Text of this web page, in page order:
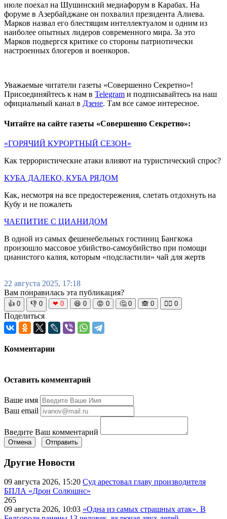
июле поехал на Шушинский медиафорум в Карабах. На
форуме в Азербайджане он похвалил президента Алиева.
Марков назвал его блестящим интеллектуалом и одним из
наиболее опытных лидеров современного мира. За это
Марков подвергся критике со стороны патриотически
настроенных блогеров и военкоров.
Уважаемые читатели газеты «Совершенно Секретно»!
Присоединяйтесь к нам в Telegram и подписывайтесь на наш
официальный канал в Дзене. Там все самое интересное.
Читайте на сайте газеты «Совершенно Секретно»:
«ГОРЯЧИЙ КУРОРТНЫЙ СЕЗОН»
Как террористические атаки влияют на туристический спрос?
КУБА ДАЛЕКО, КУБА РЯДОМ
Как, несмотря на все предостережения, слетать отдохнуть на
Кубу и не пожалеть
ЧАЕПИТИЕ С ЦИАНИДОМ
В одной из самых фешенебельных гостиниц Бангкока
произошло массовое убийство-самоубийство при помощи
цианистого калия, которым «подсластили» чай для жертв
22 августа 2025, 17:18
Вам понравилась эта публикация?
👍 0 👎 0 ❤ 0 😆 0 😡 0 🤔 0 🙈 0 🧘‍♀️ 0
Поделиться
Комментарии
Оставить комментарий
Ваше имя
Ваш email
Введите Ваш комментарий
Отмена Отправить
Другие Новости
09 августа 2026, 15:20 Суд арестовал главу производителя
БПЛА «Дрон Солюшнс»
265
09 августа 2026, 10:03 «Одна из самых страшных атак». В